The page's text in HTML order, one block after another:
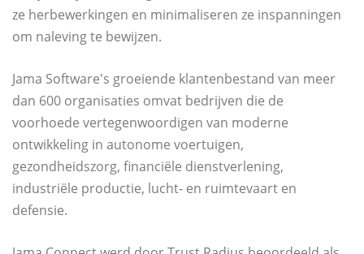
ze herbewerkingen en minimaliseren ze inspanningen
om naleving te bewijzen.
Jama Software's groeiende klantenbestand van meer
dan 600 organisaties omvat bedrijven die de
voorhoede vertegenwoordigen van moderne
ontwikkeling in autonome voertuigen,
gezondheidszorg, financiële dienstverlening,
industriële productie, lucht- en ruimtevaart en
defensie.